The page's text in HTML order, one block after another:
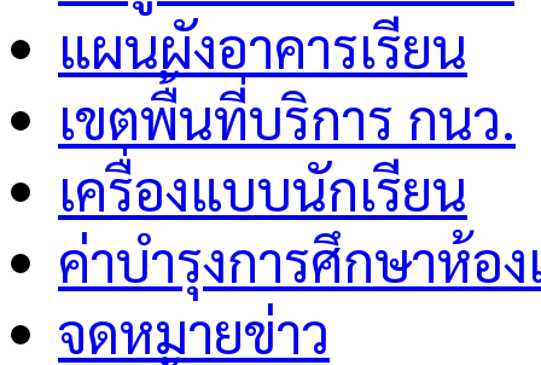
แผนผังอาคารเรียน
เขตพื้นที่บริการ กนว.
เครื่องแบบนักเรียน
ค่าบำรุงการศึกษาห้อ
จดหมายข่าว